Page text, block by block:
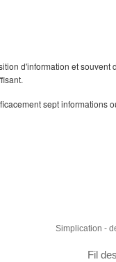
d'information et souvent
sept informations
Simplication -
Fil